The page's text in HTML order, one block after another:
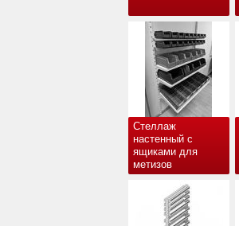
Стеллаж
настенный с
ящиками для
метизов